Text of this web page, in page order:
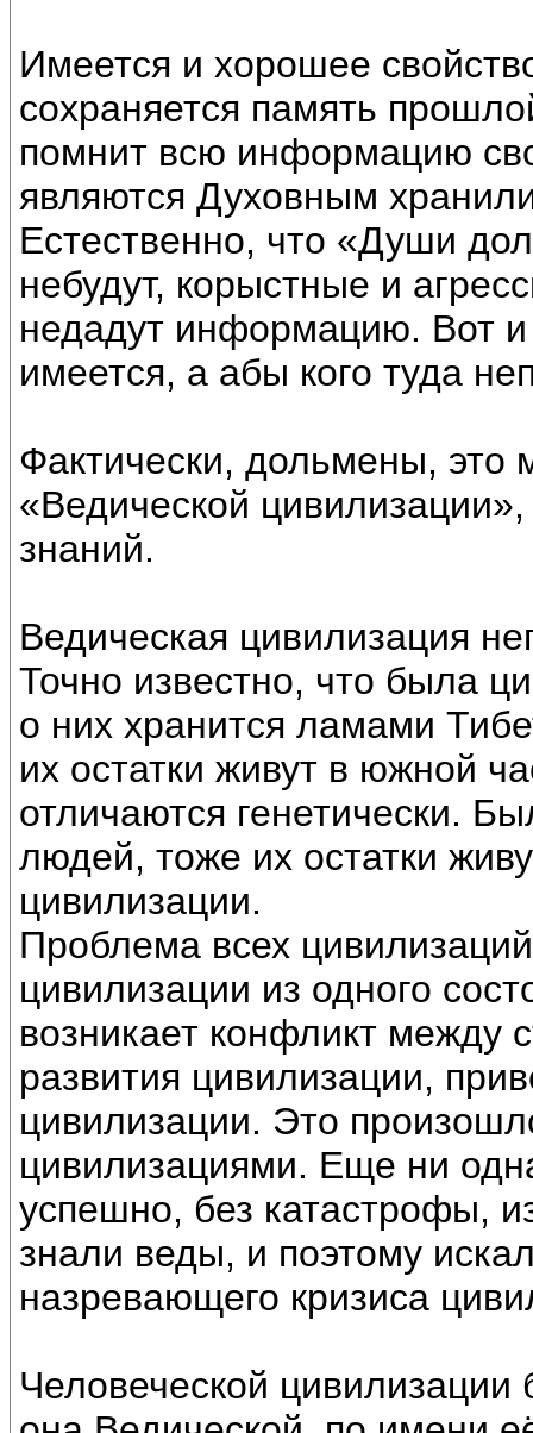
Имеется и хорошее
сохраняется память
помнит всю информацию
являются Духовным
Естественно, что «Души
небудут, корыстные и
недадут информацию. Вот и
имеется, а абы кого туда
Фактически, дольмены,
«Ведической
знаний.
Ведическая цивилизация
Точно известно, что была
о них хранится ламами
их остатки живут в южной
отличаются генетически.
людей, тоже их остатки
цивилизации.
Проблема всех
цивилизации из одного
возникает конфликт между
развития цивилизации,
цивилизации. Это
цивилизациями. Еще ни
успешно, без катастрофы,
знали веды, и поэтому
назревающего кризиса
Человеческой цивилизации